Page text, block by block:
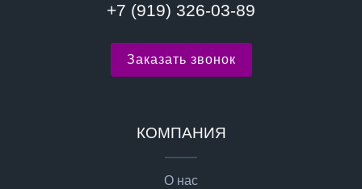
+7 (919) 326-03-89
Заказать звонок
КОМПАНИЯ
О нас